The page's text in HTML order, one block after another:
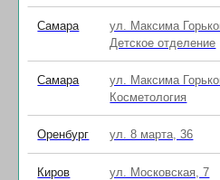
В сети клиник «Смотри»
кератоконуса при
линкинг выполняется
«одного дня».
Наличие рубцов и
роговице
Наличие
конъюнктивита
Самара
ул. Максима
Детское отделение
Самара
ул. Максима
Косметология
Оренбург ул. 8 марта, 36
Киров ул. Московская, 7